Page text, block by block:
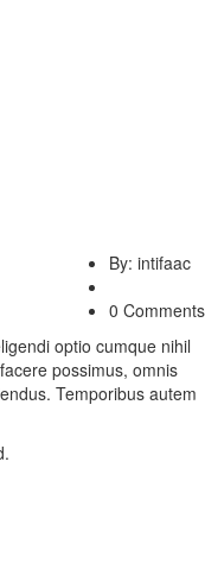
By: intifaac
0 Comments
optio cumque nihil
possimus, omnis
Temporibus autem